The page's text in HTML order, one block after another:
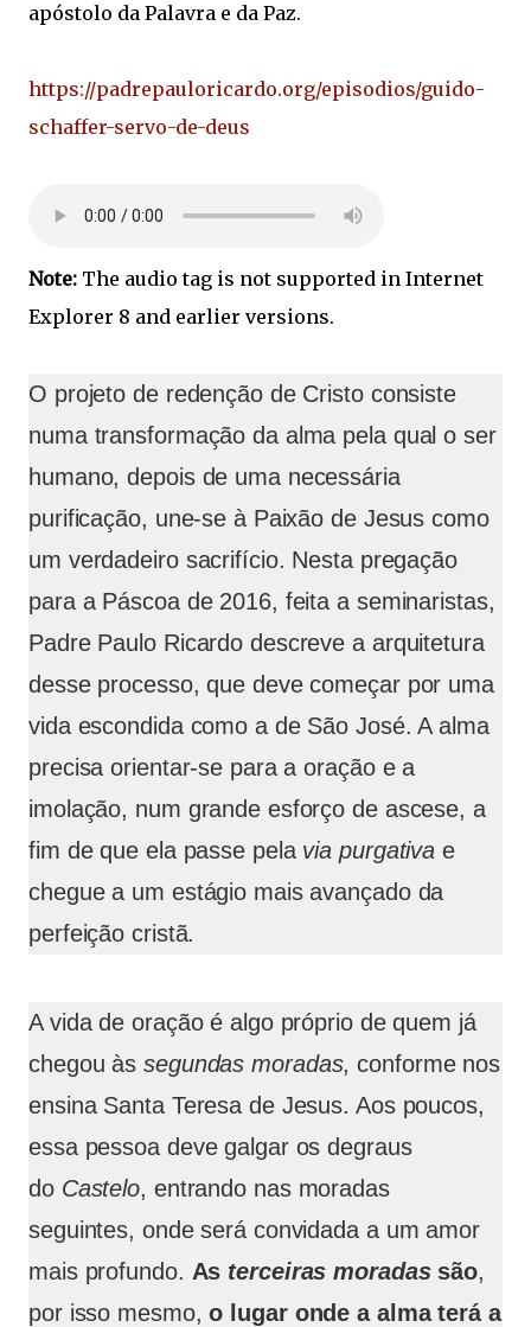
apóstolo da Palavra e da Paz.
https://padrepauloricardo.org/episodios/guido-
schaffer-servo-de-deus
Note: The audio tag is not supported in Internet
Explorer 8 and earlier versions.
O projeto de redenção de Cristo consiste
numa transformação da alma pela qual o ser
humano, depois de uma necessária
purificação, une-se à Paixão de Jesus como
um verdadeiro sacrifício. Nesta pregação
para a Páscoa de 2016, feita a seminaristas,
Padre Paulo Ricardo descreve a arquitetura
desse processo, que deve começar por uma
vida escondida como a de São José. A alma
precisa orientar-se para a oração e a
imolação, num grande esforço de ascese, a
fim de que ela passe pela via purgativa e
chegue a um estágio mais avançado da
perfeição cristã.
A vida de oração é algo próprio de quem já
chegou àssegundas moradas, conforme nos
ensina Santa Teresa de Jesus. Aos poucos,
essa pessoa deve galgar os degraus
do Castelo, entrando nas moradas
seguintes, onde será convidada a um amor
mais profundo. As terceiras moradassão,
por isso mesmo,o lugar onde a alma terá a